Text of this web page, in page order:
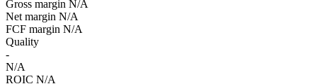
Gross margin N/A
Net margin N/A
FCF margin N/A
Quality
-
N/A
ROIC N/A